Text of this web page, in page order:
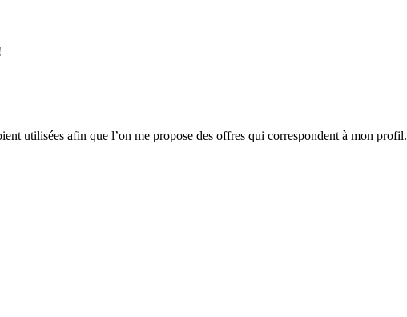
utilisées afin que l’on me propose des offres qui correspondent à mon profil.